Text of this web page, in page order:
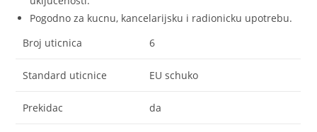
Pogodno za kucnu, kancelarijsku i radionicku upotrebu.
Broj uticnica
6
Standard uticnice EU schuko
Prekidac da